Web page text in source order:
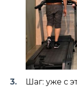
Шаг: уже с